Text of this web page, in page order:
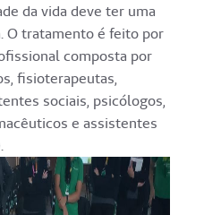
da vida deve ter uma
O tratamento é feito por
composta por
fisioterapeutas,
sociais, psicólogos,
e assistentes